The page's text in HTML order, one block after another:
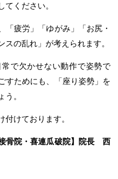
てください。
「疲労」「ゆがみ」「お尻・
の乱れ」が考えられます。
で欠かせない動作で姿勢で
すためにも、「座り姿勢」を
う。
付けております。
骨院・喜連瓜破院】院長 西